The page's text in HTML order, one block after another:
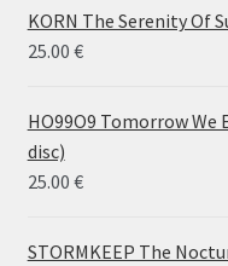
KORN The Serenity Of
25.00 €
HO99O9 Tomorrow We
disc)
25.00 €
STORMKEEP The